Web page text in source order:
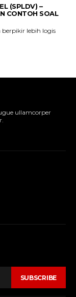
ullamcorper
SUBSCRIBE